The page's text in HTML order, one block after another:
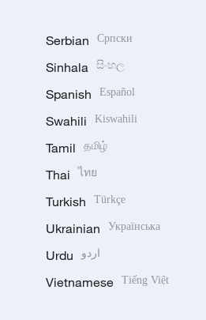
Serbian Српски
Sinhala සිංහල
Spanish Español
Swahili Kiswahili
Tamil தமிழ்
Thai ไทย
Turkish Türkçe
Ukrainian Українська
Urdu اردو
Vietnamese Tiếng Việt